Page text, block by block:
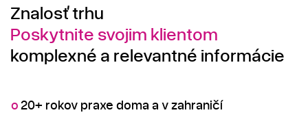
Znalosť trhu
Poskytnite svojim klientom
komplexné a relevantné informácie
o20+ rokov praxe doma a v zahraničí